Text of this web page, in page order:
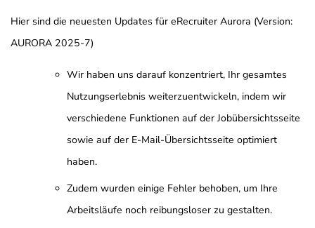
Hier sind die neuesten Updates für eRecruiter Aurora (Version:
AURORA 2025-7)
Wir haben uns darauf konzentriert, Ihr gesamtes
Nutzungserlebnis weiterzuentwickeln, indem wir
verschiedene Funktionen auf der Jobübersichtsseite
sowie auf der E-Mail-Übersichtsseite optimiert
haben.
Zudem wurden einige Fehler behoben, um Ihre
Arbeitsläufe noch reibungsloser zu gestalten.